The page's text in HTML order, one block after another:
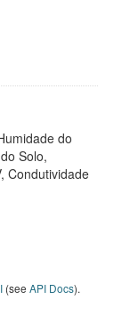
do
Solo,
Condutividade
(see API Docs).